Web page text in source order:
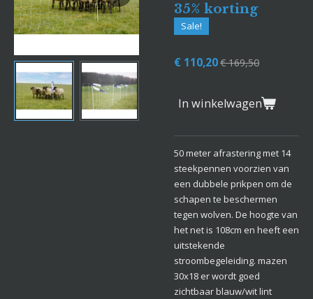
35% korting
Sale!
€ 110,20€ 169,50
In winkelwagen
50 meter afrastering met 14
steekpennen voorzien van
een dubbele prikpen om de
schapen te beschermen
tegen wolven. De hoogte van
het net is 108cm en heeft een
uitstekende
stroombegeleiding. mazen
30x18 er wordt goed
zichtbaar blauw/wit lint